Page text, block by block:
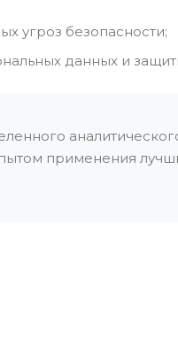
угроз безопасности;
данных и
применения